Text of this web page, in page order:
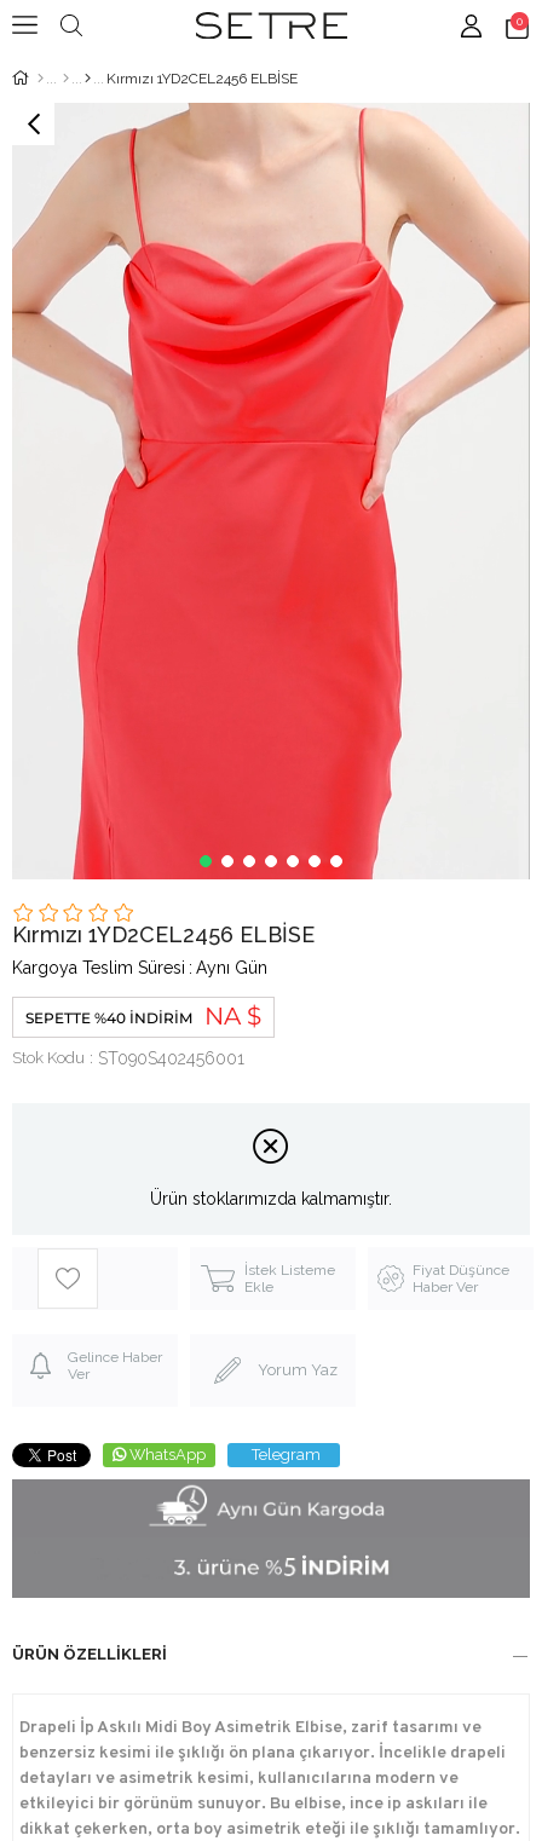
0
Kırmızı 1YD2CEL2456 ELBİSE
Kırmızı 1YD2CEL2456 ELBİSE
Kargoya Teslim Süresi : Aynı Gün
SEPETTE %40 İNDIRIM NA $
Stok Kodu ST090S402456001
Ürün stoklarımızda kalmamıştır.
İstek Listeme
Ekle
Fiyat Düşünce
Haber Ver
Gelince Haber
Ver
Yorum Yaz
WhatsApp Telegram
ÜRÜN ÖZELLIKLERI
Drapeli İp Askılı Midi Boy Asimetrik Elbise, zarif tasarımı ve
benzersiz kesimi ile şıklığı ön plana çıkarıyor. İncelikle drapeli
detayları ve asimetrik kesimi, kullanıcılarına modern ve
etkileyici bir görünüm sunuyor. Bu elbise, ince ip askıları ile
dikkat çekerken, orta boy asimetrik eteği ile şıklığı tamamlıyor.